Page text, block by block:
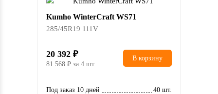
Kumho WinterCraft WS71
285/45R19 111V
20 392
81 568 за 4 шт.
В корзину
Под заказ 10 дней 40 шт.